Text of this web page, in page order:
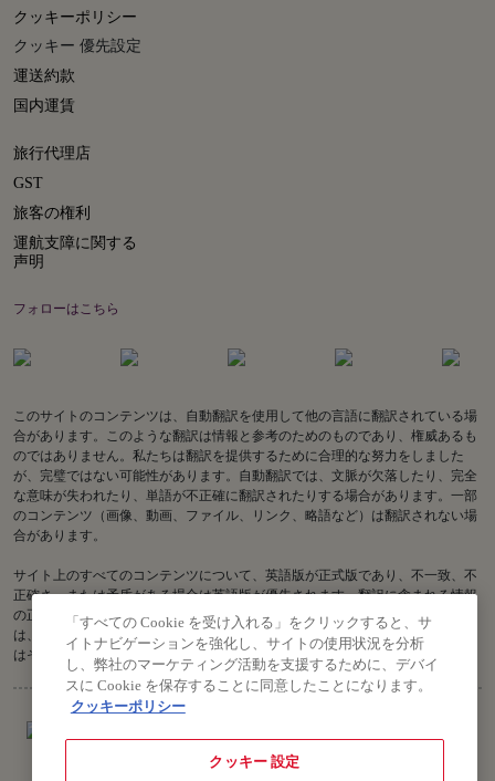
クッキーポリシー
クッキー 優先設定
運送約款
国内運賃
旅行代理店
GST
旅客の権利
運航支障に関する
声明
フォローはこちら
このサイトのコンテンツは、自動翻訳を使用して他の言語に翻訳されている場
合があります。このような翻訳は情報と参考のためのものであり、権威あるも
のではありません。私たちは翻訳を提供するために合理的な努力をしました
が、完璧ではない可能性があります。自動翻訳では、文脈が欠落したり、完全
な意味が失われたり、単語が不正確に翻訳されたりする場合があります。一部
のコンテンツ（画像、動画、ファイル、リンク、略語など）は翻訳されない場
合があります。
サイト上のすべてのコンテンツについて、英語版が正式版であり、不一致、不
正確さ、または矛盾がある場合は英語版が優先されます。翻訳に含まれる情報
の正確性に関してご質問がある場合は、英語版をご参照ください。Air India
は、古い翻訳または不正確な翻訳に関連する、またはそれらから生じる、また
はそれらに関連する損失または請求について責任を負いません。
「すべての Cookie を受け入れる」をクリックすると、サ
イトナビゲーションを強化し、サイトの使用状況を分析
し、弊社のマーケティング活動を支援するために、デバイ
スに Cookie を保存することに同意したことになります。
クッキーポリシー
クッキー 設定